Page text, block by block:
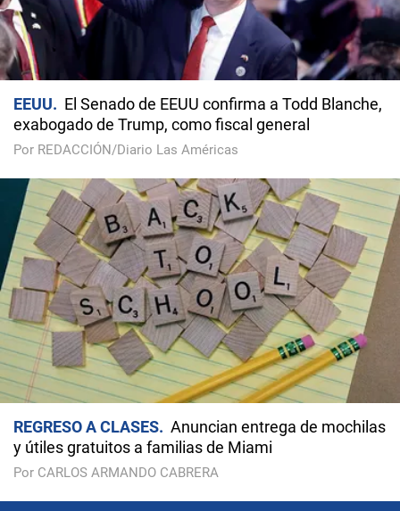
EEUU
El Senado de EEUU confirma a Todd Blanche,
exabogado de Trump, como fiscal general
Por REDACCIÓN/Diario Las Américas
REGRESO A CLASES
Anuncian entrega de mochilas
y útiles gratuitos a familias de Miami
Por CARLOS ARMANDO CABRERA